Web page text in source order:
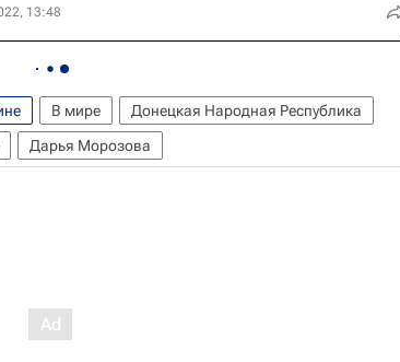
13:48
В мире
Донецкая Народная Республика
Дарья Морозова